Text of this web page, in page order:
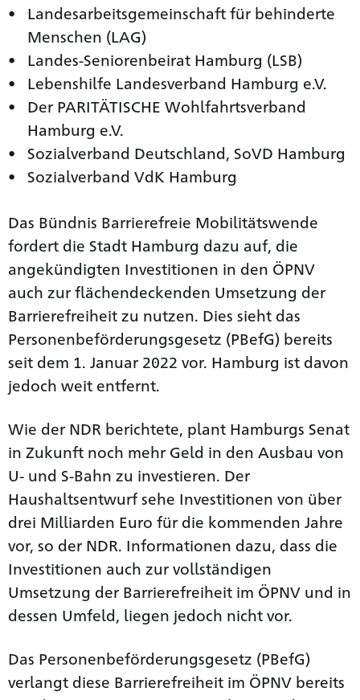
Landesarbeitsgemeinschaft für behinderte
Menschen (LAG)
Landes-Seniorenbeirat Hamburg (LSB)
Lebenshilfe Landesverband Hamburg e.V.
Der PARITÄTISCHE Wohlfahrtsverband
Hamburg e.V.
Sozialverband Deutschland, SoVD Hamburg
Sozialverband VdK Hamburg
Das Bündnis Barrierefreie Mobilitätswende
fordert die Stadt Hamburg dazu auf, die
angekündigten Investitionen in den ÖPNV
auch zur flächendeckenden Umsetzung der
Barrierefreiheit zu nutzen. Dies sieht das
Personenbeförderungsgesetz (PBefG) bereits
seit dem 1. Januar 2022 vor. Hamburg ist davon
jedoch weit entfernt.
Wie der NDR berichtete, plant Hamburgs Senat
in Zukunft noch mehr Geld in den Ausbau von
U- und S-Bahn zu investieren. Der
Haushaltsentwurf sehe Investitionen von über
drei Milliarden Euro für die kommenden Jahre
vor, so der NDR. Informationen dazu, dass die
Investitionen auch zur vollständigen
Umsetzung der Barrierefreiheit im ÖPNV und in
dessen Umfeld, liegen jedoch nicht vor.
Das Personenbeförderungsgesetz (PBefG)
verlangt diese Barrierefreiheit im ÖPNV bereits